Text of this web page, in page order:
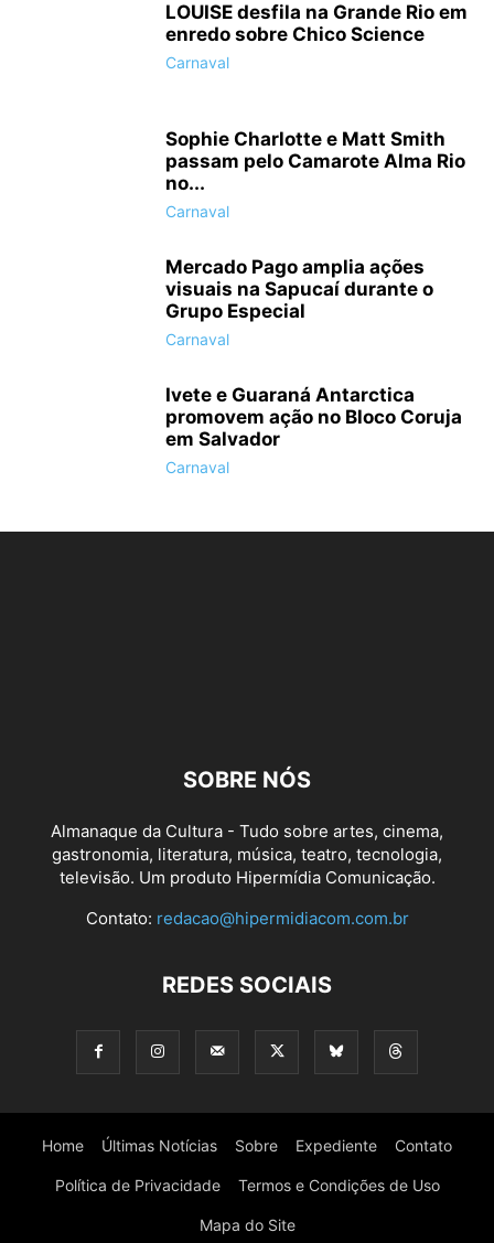
LOUISE desfila na Grande Rio em
enredo sobre Chico Science
Carnaval
Sophie Charlotte e Matt Smith
passam pelo Camarote Alma Rio
no...
Carnaval
Mercado Pago amplia ações
visuais na Sapucaí durante o
Grupo Especial
Carnaval
Ivete e Guaraná Antarctica
promovem ação no Bloco Coruja
em Salvador
Carnaval
SOBRE NÓS
Almanaque da Cultura - Tudo sobre artes, cinema,
gastronomia, literatura, música, teatro, tecnologia,
televisão. Um produto Hipermídia Comunicação.
Contato: redacao@hipermidiacom.com.br
REDES SOCIAIS
Home Últimas Notícias Sobre Expediente Contato
Política de Privacidade Termos e Condições de Uso
Mapa do Site